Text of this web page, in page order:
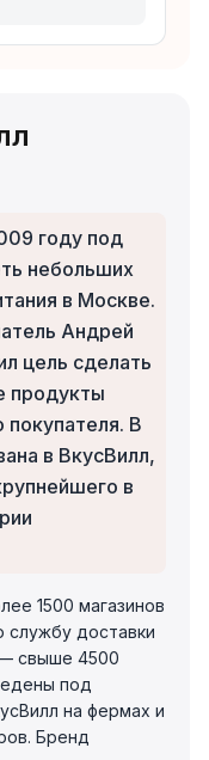
году под
небольших
в Москве.
Андрей
цель сделать
продукты
В
в ВкусВилл,
в
1500 магазинов
службу доставки
свыше 4500
под
на фермах и
Бренд